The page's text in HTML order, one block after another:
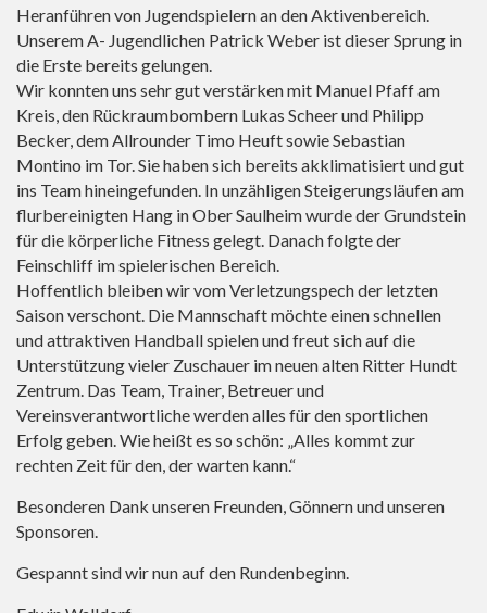
Heranführen von Jugendspielern an den Aktivenbereich.
Unserem A- Jugendlichen Patrick Weber ist dieser Sprung in
die Erste bereits gelungen.
Wir konnten uns sehr gut verstärken mit Manuel Pfaff am
Kreis, den Rückraumbombern Lukas Scheer und Philipp
Becker, dem Allrounder Timo Heuft sowie Sebastian
Montino im Tor. Sie haben sich bereits akklimatisiert und gut
ins Team hineingefunden. In unzähligen Steigerungsläufen am
flurbereinigten Hang in Ober Saulheim wurde der Grundstein
für die körperliche Fitness gelegt. Danach folgte der
Feinschliff im spielerischen Bereich.
Hoffentlich bleiben wir vom Verletzungspech der letzten
Saison verschont. Die Mannschaft möchte einen schnellen
und attraktiven Handball spielen und freut sich auf die
Unterstützung vieler Zuschauer im neuen alten Ritter Hundt
Zentrum. Das Team, Trainer, Betreuer und
Vereinsverantwortliche werden alles für den sportlichen
Erfolg geben. Wie heißt es so schön: „Alles kommt zur
rechten Zeit für den, der warten kann.“
Besonderen Dank unseren Freunden, Gönnern und unseren
Sponsoren.
Gespannt sind wir nun auf den Rundenbeginn.